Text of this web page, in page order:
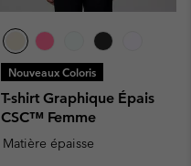
Nouveaux Coloris
T-shirt Graphique Épais
CSC™ Femme
Matière épaisse